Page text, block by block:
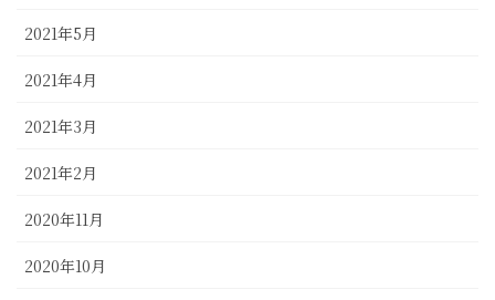
2021年5月
2021年4月
2021年3月
2021年2月
2020年11月
2020年10月